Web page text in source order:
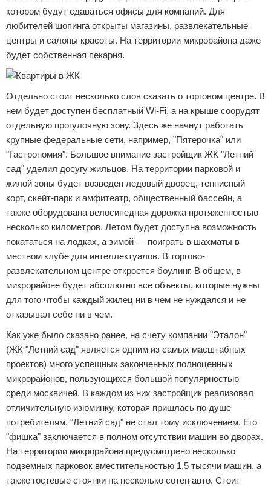
котором будут сдаваться офисы для компаний. Для
любителей шопинга открыты магазины, развлекательные
центры и салоны красоты. На территории микрорайона даже
будет собственная пекарня.
Отдельно стоит несколько слов сказать о торговом центре. В
нем будет доступен бесплатный Wi-Fi, а на крыше соорудят
отдельную прогулочную зону. Здесь же начнут работать
крупные федеральные сети, например, "Пятерочка" или
"Гастрономия". Большое внимание застройщик ЖК "Летний
сад" уделил досугу жильцов. На территории парковой и
жилой зоны будет возведен ледовый дворец, теннисный
корт, скейт-парк и амфитеатр, общественный бассейн, а
также оборудована велосипедная дорожка протяженностью
несколько километров. Летом будет доступна возможность
покататься на лодках, а зимой — поиграть в шахматы в
местном клубе для интеллектуалов. В торгово-
развлекательном центре откроется боулинг. В общем, в
микрорайоне будет абсолютно все объекты, которые нужны
для того чтобы каждый жилец ни в чем не нуждался и не
отказывал себе ни в чем.
Как уже было сказано ранее, на счету компании "Эталон"
(ЖК "Летний сад" является одним из самых масштабных
проектов) много успешных законченных полноценных
микрорайонов, пользующихся большой популярностью
среди москвичей. В каждом из них застройщик реализовал
отличительную изюминку, которая пришлась по душе
потребителям. "Летний сад" не стал тому исключением. Его
"фишка" заключается в полном отсутствии машин во дворах.
На территории микрорайона предусмотрено несколько
подземных парковок вместительностью 1,5 тысячи машин, а
также гостевые стоянки на несколько сотен авто. Стоит